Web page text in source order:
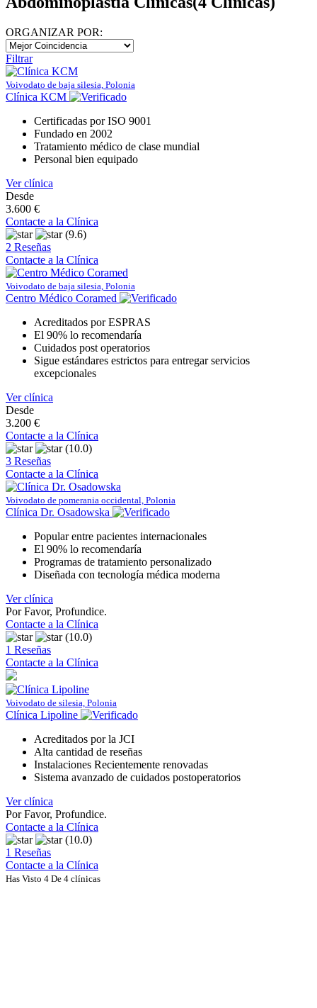
ORGANIZAR POR:
Filtrar
Voivodato de baja silesia, Polonia
Clínica KCM
Certificadas por ISO 9001
Fundado en 2002
Tratamiento médico de clase mundial
Personal bien equipado
Ver clínica
Desde
3.600 €
Contacte a la Clínica
(9.6)
2 Reseñas
Contacte a la Clínica
Voivodato de baja silesia, Polonia
Centro Médico Coramed
Acreditados por ESPRAS
El 90% lo recomendaría
Cuidados post operatorios
Sigue estándares estrictos para entregar servicios
excepcionales
Ver clínica
Desde
3.200 €
Contacte a la Clínica
(10.0)
3 Reseñas
Contacte a la Clínica
Voivodato de pomerania occidental, Polonia
Clínica Dr. Osadowska
Popular entre pacientes internacionales
El 90% lo recomendaría
Programas de tratamiento personalizado
Diseñada con tecnología médica moderna
Ver clínica
Por Favor, Profundice.
Contacte a la Clínica
(10.0)
1 Reseñas
Contacte a la Clínica
Voivodato de silesia, Polonia
Clínica Lipoline
Acreditados por la JCI
Alta cantidad de reseñas
Instalaciones Recientemente renovadas
Sistema avanzado de cuidados postoperatorios
Ver clínica
Por Favor, Profundice.
Contacte a la Clínica
(10.0)
1 Reseñas
Contacte a la Clínica
Has Visto 4 De 4 clínicas